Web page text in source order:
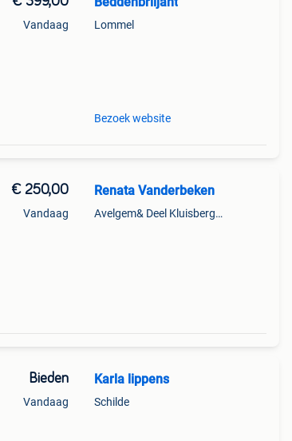
Vandaag Lommel
Bezoek website
€ 250,00
Vandaag
Renata Vanderbeken
Avelgem& Deel Kluisbergen
Bieden
Vandaag
Karla lippens
Schilde